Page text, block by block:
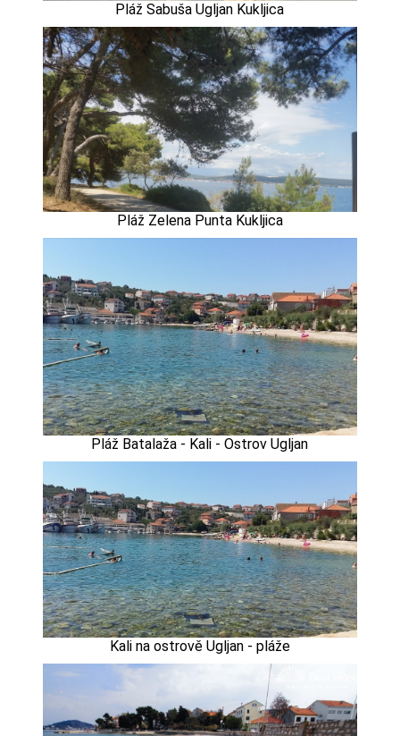
Pláž Sabuša Ugljan Kukljica
Pláž Zelena Punta Kukljica
Pláž Batalaža - Kali - Ostrov Ugljan
Kali na ostrově Ugljan - pláže